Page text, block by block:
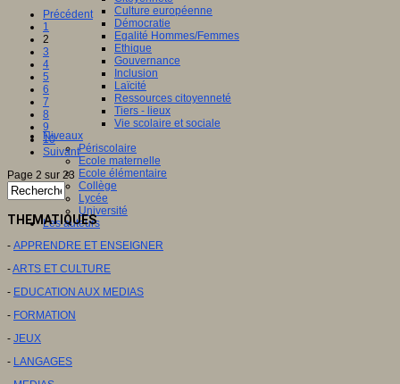
Culture européenne
Démocratie
Egalité Hommes/Femmes
Ethique
Gouvernance
Inclusion
Laïcité
Ressources citoyenneté
Tiers - lieux
Vie scolaire et sociale
Niveaux
Périscolaire
Ecole maternelle
Ecole élémentaire
Collège
Lycée
Université
Les auteurs
Précédent
1
2
3
4
5
6
7
8
9
10
Suivant
Page 2 sur 23
THEMATIQUES
- APPRENDRE ET ENSEIGNER
-ARTS ET CULTURE
- EDUCATION AUX MEDIAS
- FORMATION
- JEUX
- LANGAGES